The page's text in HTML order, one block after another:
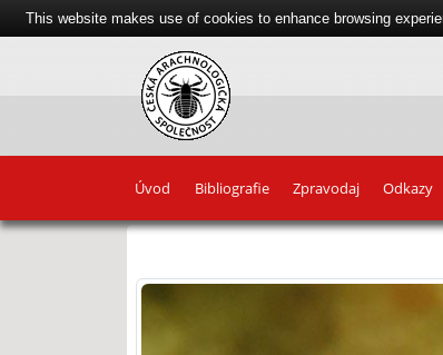
Úvod Bibliografie Zpravodaj Odkazy
This website makes use of cookies to enhance browsing